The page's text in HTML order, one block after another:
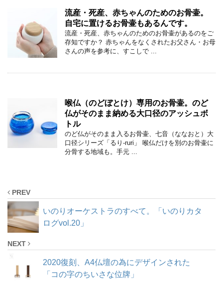
流産・死産、赤ちゃんのためのお骨壷。
自宅に置けるお骨壷もあるんです。
流産・死産、赤ちゃんのためのお骨壷があるのをご
存知ですか？ 赤ちゃんをなくされたお父さん・お母
さんの声を参考に、すこしで ...
喉仏（のどぼとけ）専用のお骨壷。のど
仏がそのまま納める大口径のアッシュボ
トル
のど仏がそのまま入るお骨壷、七音（ななおと）大
口径シリーズ「るり-ruri」 喉仏だけを別のお骨壷に
分骨する地域も。手元 ...
PREV
いのりオーケストラのすべて。「いのりカタ
ログvol.20」
NEXT
2020復刻、A4仏壇の為にデザインされた
「コの字のちいさな位牌」